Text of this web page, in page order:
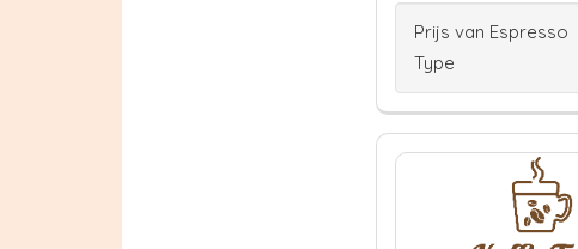
Prijs van Espresso
Type